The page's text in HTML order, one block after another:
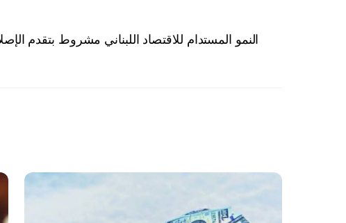
النمو المستدام للاقتصاد اللبناني مشروط بتقدم